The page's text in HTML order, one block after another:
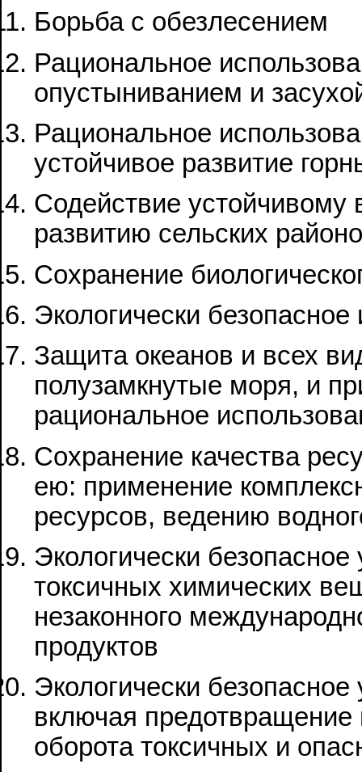
Борьба с обезлесением
Рациональное
опустыниванием и
Рациональное
устойчивое развитие
Содействие устойчивому
развитию сельских
Сохранение
Экологически
Защита океанов и всех
полузамкнутые моря, и
рациональное
Сохранение качества
ею: применение
ресурсов, ведению
Экологически
токсичных химических
незаконного
продуктов
Экологически
включая предотвращение
оборота токсичных и